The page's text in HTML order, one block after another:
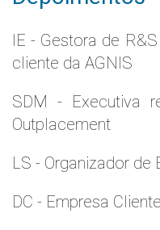
IE - Gestora de
cliente da AGNIS
SDM - Executiva
Outplacement
LS - Organizador de
DC - Empresa